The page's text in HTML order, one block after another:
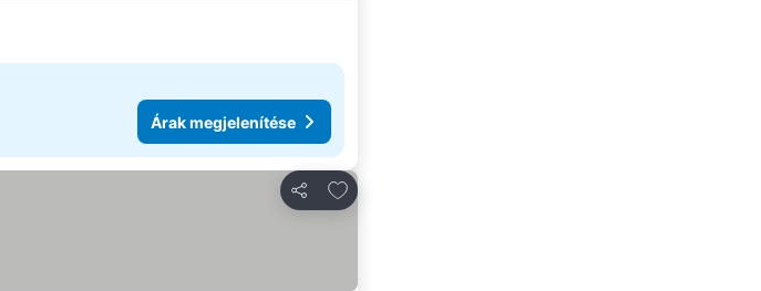
Árak megjelenítése
Megosztás
Hozzáadás a kedvencekhez